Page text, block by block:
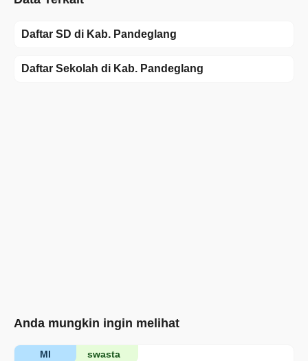
Daftar SD di Kab. Pandeglang
Daftar Sekolah di Kab. Pandeglang
Anda mungkin ingin melihat
swasta
MI